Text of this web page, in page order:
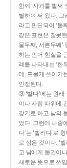
함께 ‘사과를 벌써
별하여 써 왔다. 그
라고 판단되어 ‘둘
같은 표현은 잘못
물두째, 서른두째’
하는 언어 현실을
례를 나타내는 ‘한
데, 드물게 쓰이기
인정된다.
③ ‘빌다’에는 원래
이나 사람 따위에
갚기로 하고 남의
었다. 그런데 나중
다’는 ‘빌리다’로
로 삼은 것이다. ‘
고 남에게 물건이
새로운 뜻으로 쓰